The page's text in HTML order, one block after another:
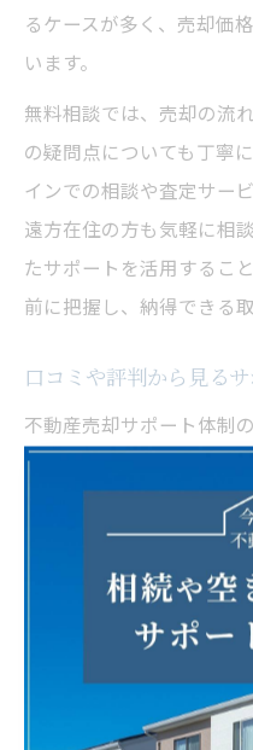
るケースが多く、売却価
います。
無料相談では、売却の流
の疑問点についても丁寧
インでの相談や査定サー
遠方在住の方も気軽に相
たサポートを活用するこ
前に把握し、納得できる
口コミや評判から見る
不動産売却サポート体制
際に利用した方の口コミ
です。愛媛県今治市や西
対して「親身な対応」「
といった評価が多く寄せ
ただし、口コミだけに依
することが大切です。実
の対応の良し悪しやサポ